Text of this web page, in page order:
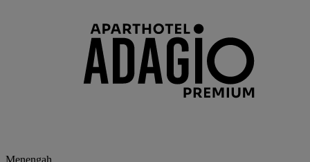
Menengah